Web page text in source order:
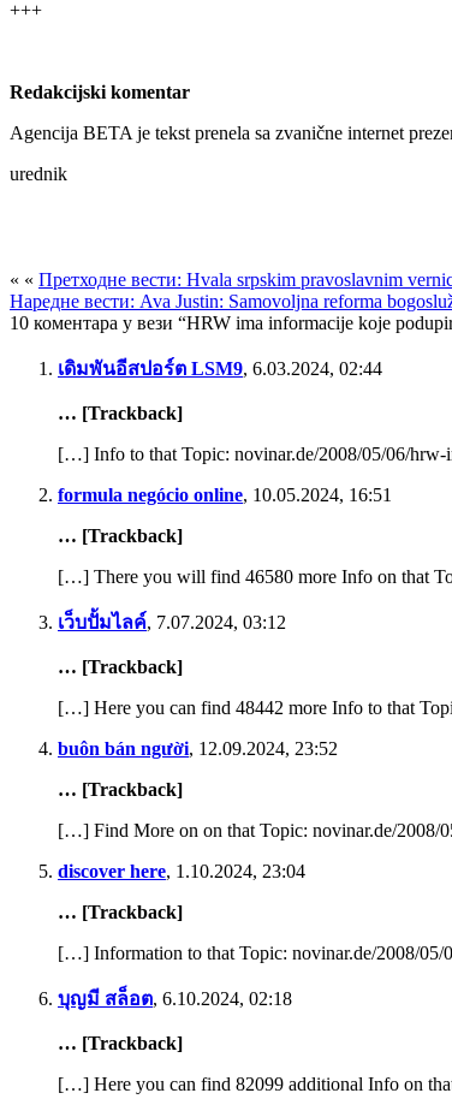
+++
Redakcijski komentar
Agencija BETA je tekst prenela sa zvanične internet
urednik
« « Претходне вести: Hvala srpskim pravoslavnim
Наредне вести: Ava Justin: Samovoljna reforma
10 коментара у вези “HRW ima informacije koje
เดิมพันอีสปอร์ต LSM9, 6.03.2024, 02:44
… [Trackback]
[…] Info to that Topic: novinar.de/2008/05/06/
formula negócio online, 10.05.2024, 16:51
… [Trackback]
[…] There you will find 46580 more Info on that
เว็บปั้มไลค์, 7.07.2024, 03:12
… [Trackback]
[…] Here you can find 48442 more Info to that
buôn bán người, 12.09.2024, 23:52
… [Trackback]
[…] Find More on on that Topic: novinar.de/
discover here, 1.10.2024, 23:04
… [Trackback]
[…] Information to that Topic: novinar.de/2008/
บุญมี สล็อต, 6.10.2024, 02:18
… [Trackback]
[…] Here you can find 82099 additional Info on